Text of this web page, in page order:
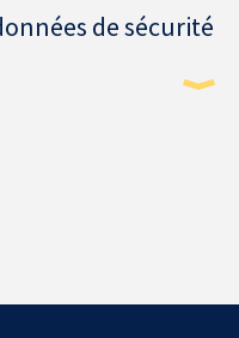
de sécurité